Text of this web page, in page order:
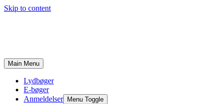
Skip to content
Main Menu
Lydbøger
E-bøger
Anmeldelser
Menu Toggle